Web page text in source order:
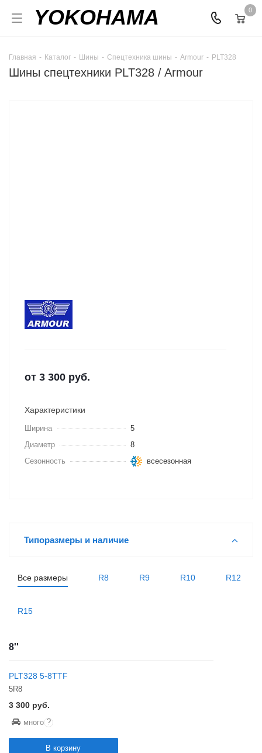
YOKOHAMA 0
Главная - Каталог - Шины - Спецтехника шины - Armour - PLT328
Шины спецтехники PLT328 / Armour
от 3 300 руб.
Характеристики
Ширина
5
Диаметр
8
Сезонность
всесезонная
Типоразмеры и наличие
Все размеры R8 R9 R10 R12
R15
8''
PLT328 5-8TTF
5R8
3 300 руб.
много ?
В корзину